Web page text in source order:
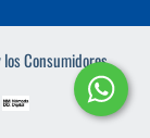
Consumidores.